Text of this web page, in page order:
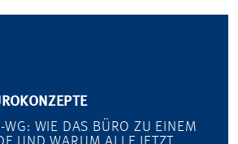
WG: WIE DAS BÜRO ZU EINEM